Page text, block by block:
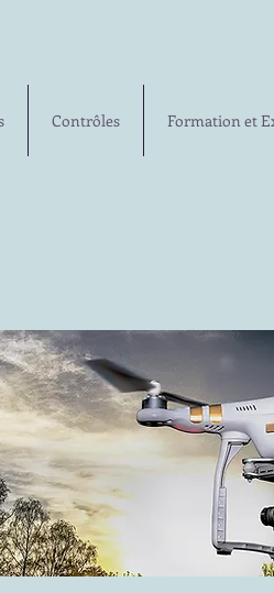
Contrôles Formation et